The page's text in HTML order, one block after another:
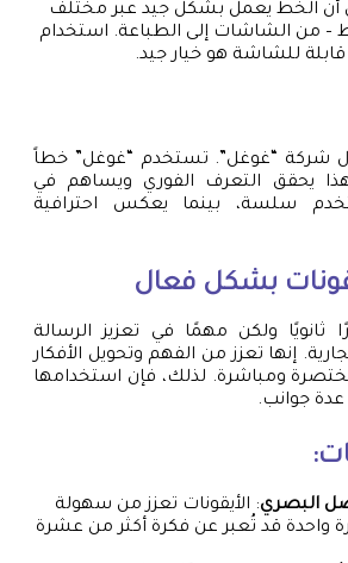
أن الخط يعمل بشكل جيد عبر مختلف
– من الشاشات إلى الطباعة. استخدام
للشاشة هو خيار جيد.
شركة “غوغل”. تستخدم “غوغل” خطاً
يحقق التعرف الفوري ويساهم في
سلسة، بينما يعكس احترافية
بشكل فعال
ثانويًا ولكن مهمًا في تعزيز الرسالة
إنها تعزز من الفهم وتحويل الأفكار
ومباشرة. لذلك، فإن استخدامها
جوانب.
البصري: الأيقونات تعزز من سهولة
واحدة قد تُعبر عن فكرة أكثر من عشرة